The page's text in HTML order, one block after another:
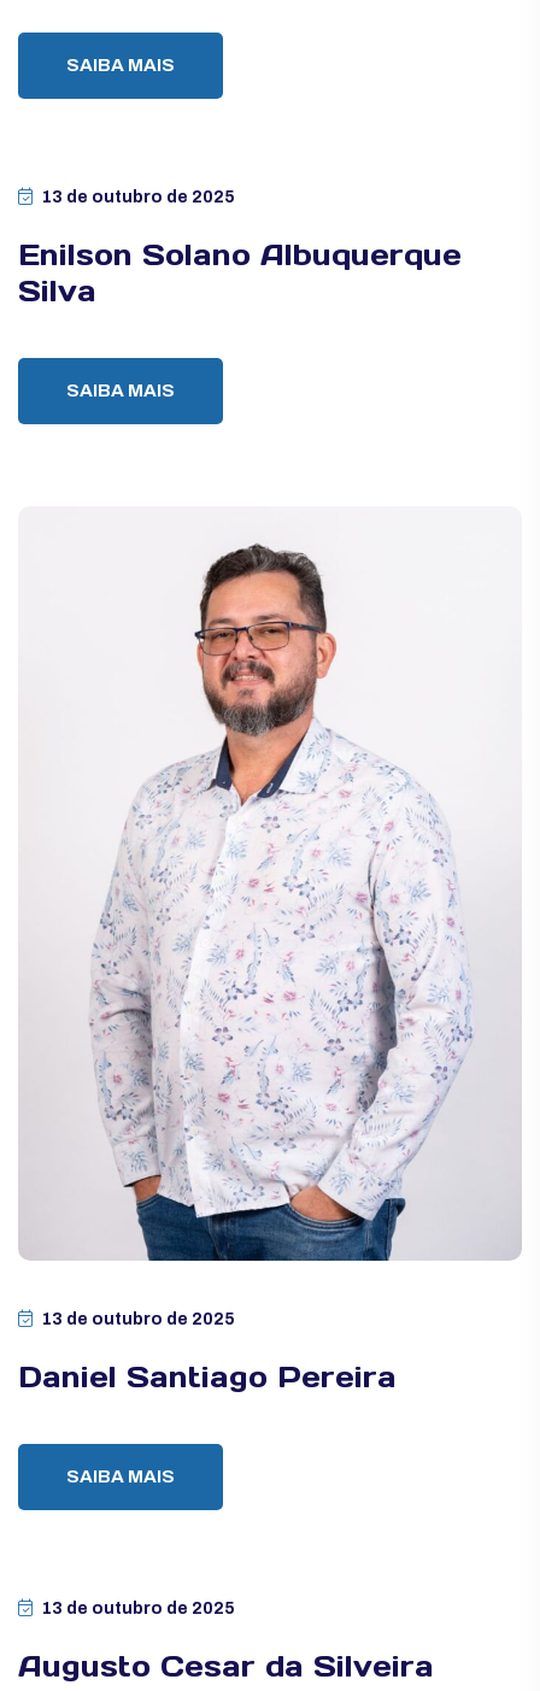
SAIBA MAIS
13 de outubro de 2025
Enilson Solano Albuquerque
Silva
SAIBA MAIS
13 de outubro de 2025
Daniel Santiago Pereira
SAIBA MAIS
13 de outubro de 2025
Augusto Cesar da Silveira